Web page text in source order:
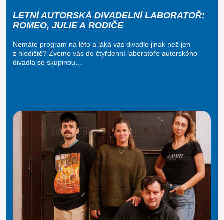
LETNÍ AUTORSKÁ DIVADELNÍ LABORATOŘ:
ROMEO, JULIE A RODIČE
Nemáte program na léto a láká vás divadlo jinak než jen
z hlediště? Zveme vás do čtyřdenní laboratoře autorského
divadla se skupinou…